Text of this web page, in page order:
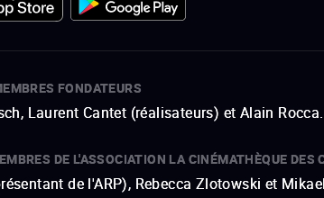
FONDATEURS
Laurent Cantet (réalisateurs) et Alain Rocca.
DE L'ASSOCIATION LA CINÉMATHÈQUE DES
de l'ARP), Rebecca Zlotowski et